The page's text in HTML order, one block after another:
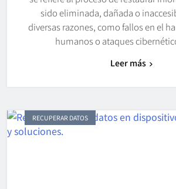
sido eliminada, dañada o
diversas razones, como fallos en el
humanos o ataques
Leer más
RECUPERAR DATOS